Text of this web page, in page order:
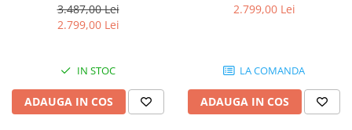
3.487,00 Lei
2.799,00 Lei
IN STOC
ADAUGA IN COS
2.799,00 Lei
LA COMANDA
ADAUGA IN COS